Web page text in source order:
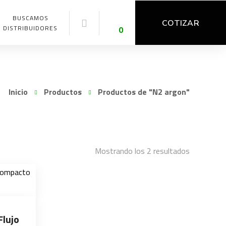
COTIZAR
0
BUSCAMOS
DISTRIBUIDORES
Inicio Productos Productos de "N2 argon"
Mostrando los 2 resultados